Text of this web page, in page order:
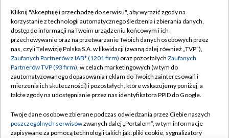
TVP
Abonament TVP
Emisja w TVP
Centrum informacji TVP
Naziemna Telewizja Cyfrowa
Rada Programowa
Regulamin TVP
Polityka prywatności
Moje zgody
Pomoc
Kontakt
Kliknij "Akceptuję i przechodzę do serwisu", aby wyrazić zgody na
korzystanie z technologii automatycznego śledzenia i zbierania danych,
dostęp do informacji na Twoim urządzeniu końcowym i ich
przechowywanie oraz na przetwarzanie Twoich danych osobowych przez
nas, czyli Telewizję Polską S.A. w likwidacji (zwaną dalej również „TVP”),
Zaufanych Partnerów z IAB* (1201 firm) oraz pozostałych Zaufanych
Partnerów TVP (93 firm), w celach marketingowych (w tym do
zautomatyzowanego dopasowania reklam do Twoich zainteresowań i
mierzenia ich skuteczności) i pozostałych, które wskazujemy poniżej, a
także zgody na udostępnianie przez nas identyfikatora PPID do Google.
Twoje dane osobowe zbierane podczas odwiedzania przez Ciebie naszych
poszczególnych serwisówzwanych dalej „Portalem”, w tym informacje
zapisywane za pomocą technologii takich jak: pliki cookie, sygnalizatory